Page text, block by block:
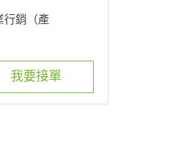
行銷（產
我要接單